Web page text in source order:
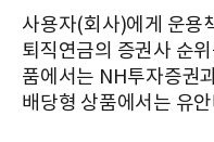
사용자(회사)에게 운용
퇴직연금의 증권사 순
품에서는 NH투자증권
배당형 상품에서는 유